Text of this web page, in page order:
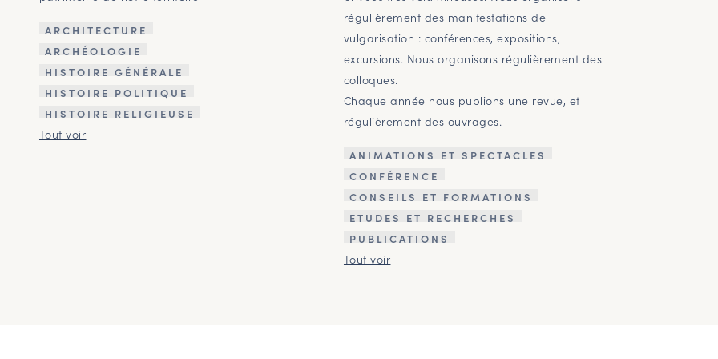
ARCHITECTURE
ARCHÉOLOGIE
HISTOIRE GÉNÉRALE
HISTOIRE POLITIQUE
HISTOIRE RELIGIEUSE
Tout voir
régulièrement des manifestations de
vulgarisation : conférences, expositions,
excursions. Nous organisons régulièrement des
colloques.
Chaque année nous publions une revue, et
régulièrement des ouvrages.
ANIMATIONS ET SPECTACLES
CONFÉRENCE
CONSEILS ET FORMATIONS
ETUDES ET RECHERCHES
PUBLICATIONS
Tout voir